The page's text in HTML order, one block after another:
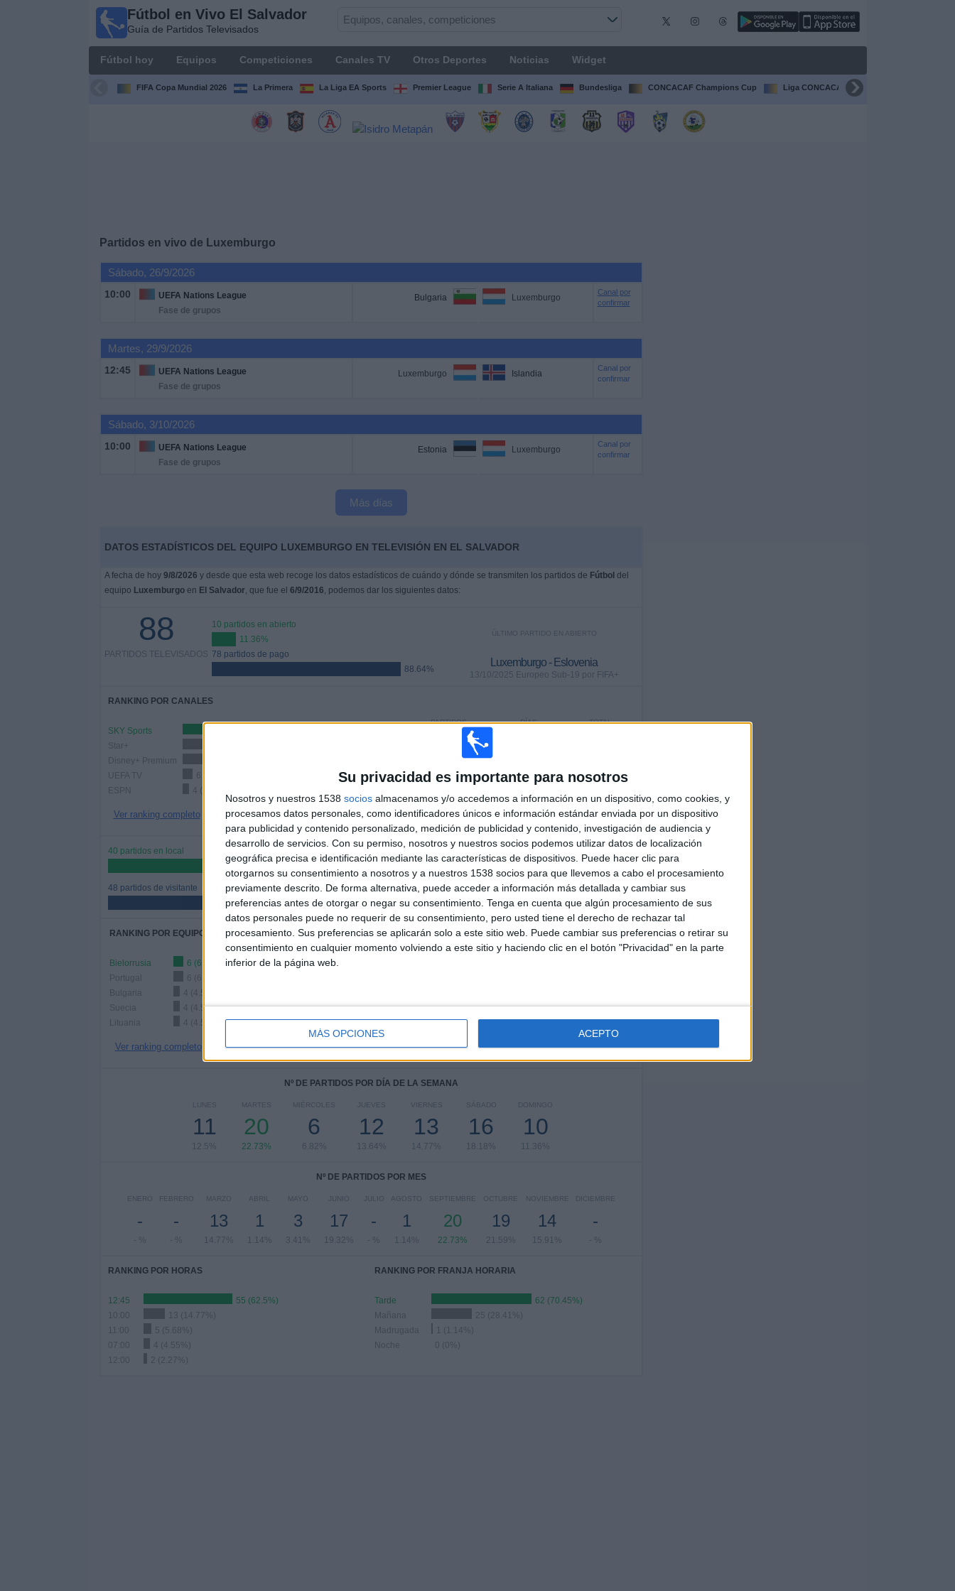
Su privacidad es importante para nosotros
Nosotros y nuestros 1538 socios almacenamos y/o accedemos a información en un dispositivo, como cookies, y
procesamos datos personales, como identificadores únicos e información estándar enviada por un dispositivo
para publicidad y contenido personalizado, medición de publicidad y contenido, investigación de audiencia y
desarrollo de servicios. Con su permiso, nosotros y nuestros socios podemos utilizar datos de localización
geográfica precisa e identificación mediante las características de dispositivos. Puede hacer clic para
otorgarnos su consentimiento a nosotros y a nuestros 1538 socios para que llevemos a cabo el procesamiento
previamente descrito. De forma alternativa, puede acceder a información más detallada y cambiar sus
preferencias antes de otorgar o negar su consentimiento. Tenga en cuenta que algún procesamiento de sus
datos personales puede no requerir de su consentimiento, pero usted tiene el derecho de rechazar tal
procesamiento. Sus preferencias se aplicarán solo a este sitio web. Puede cambiar sus preferencias o retirar su
consentimiento en cualquier momento volviendo a este sitio y haciendo clic en el botón "Privacidad" en la parte
inferior de la página web.
MÁS OPCIONES ACEPTO
Fútbol en Vivo El Salvador
Guía de Partidos Televisados
Fútbol hoy Equipos Competiciones Canales TV Otros Deportes Noticias Widget
FIFA Copa Mundial 2026 La Primera La Liga EA Sports Premier League Serie A Italiana Bundesliga CONCACAF Champions Cup Liga CONCACAF
Partidos en vivo de Luxemburgo
Sábado, 26/9/2026
10:00
UEFA Nations League
Fase de grupos
Bulgaria Luxemburgo
Canal por
confirmar
Martes, 29/9/2026
12:45
UEFA Nations League
Fase de grupos
Luxemburgo Islandia
Canal por
confirmar
Sábado, 3/10/2026
10:00
UEFA Nations League
Fase de grupos
Estonia Luxemburgo
Canal por
confirmar
Más días
DATOS ESTADÍSTICOS DEL EQUIPO LUXEMBURGO EN TELEVISIÓN EN EL SALVADOR
A fecha de hoy 9/8/2026 y desde que esta web recoge los datos estadísticos de cuándo y dónde se transmiten los partidos de Fútbol del
equipo Luxemburgoen El Salvador, que fue el 6/9/2016, podemos dar los siguientes datos:
88
PARTIDOS TELEVISADOS
10 partidos en abierto
11.36%
78 partidos de pago
88.64%
ÚLTIMO PARTIDO EN ABIERTO
Luxemburgo - Eslovenia
13/10/2025 Europeo Sub-19 por FIFA+
RANKING POR CANALES
SKY Sports
Star+
Disney+ Premium
UEFA TV
6 (6.82%)
ESPN
4 (4.55%)
Ver ranking completo
TOTAL
DÍAS
GRATUÍTO
PARTIDOS
DE PAGO
40 partidos en local
45.45%
48 partidos de visitante
54.55%
TOTAL
35
RIVALES
MÁXIMO
6
VS Bielorrusia
TOTAL
10
COMPETICIONES
RANKING POR EQUIPOS
Bielorrusia
6 (6.82%)
Portugal
6 (6.82%)
Bulgaria
4 (4.55%)
Suecia
4 (4.55%)
Lituania
4 (4.55%)
Ver ranking completo
RANKING POR COMPETICIONES
Amistoso
11 (12.5%)
Europeo Sub-17
3 (3.41%)
Ver ranking completo
Nº DE PARTIDOS POR DÍA DE LA SEMANA
LUNES
11
12.5%
MARTES
20
22.73%
MIÉRCOLES
6
6.82%
JUEVES
12
13.64%
VIERNES
13
14.77%
SÁBADO
16
18.18%
DOMINGO
10
11.36%
Nº DE PARTIDOS POR MES
ENERO
-
- %
FEBRERO
-
- %
MARZO
13
14.77%
ABRIL
1
1.14%
MAYO
3
3.41%
JUNIO
17
19.32%
JULIO
-
- %
AGOSTO
1
1.14%
SEPTIEMBRE
20
22.73%
OCTUBRE
19
21.59%
NOVIEMBRE
14
15.91%
DICIEMBRE
-
- %
RANKING POR HORAS
12:45
55 (62.5%)
13 (14.77%)
5 (5.68%)
07:00
4 (4.55%)
12:00
2 (2.27%)
RANKING POR FRANJA HORARIA
Tarde
62 (70.45%)
Mañana
25 (28.41%)
Madrugada
1 (1.14%)
Noche
0 (0%)